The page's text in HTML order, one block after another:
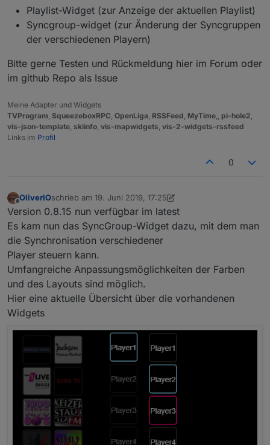
Playlist-Widget (zur Anzeige der aktuellen Playlist)
Syncgroup-widget (zur Änderung der Syncgruppen
der verschiedenen Playern)
Bitte gerne Testen und Rückmeldung hier im Forum oder
im github Repo als Issue
Meine Adapter und Widgets
TVProgram SqueezeboxRPC OpenLiga RSSFeed MyTime pi-hole2
vis-json-template skiinfo vis-mapwidgets vis-2-widgets-rssfeed
Links im Profil
0
Offline
OliverIOschrieb am 19. Juni 2019, 17:25
zuletzt editiert von OliverIO
Version 0.8.15 nun verfügbar im latest
Es kam nun das SyncGroup-Widget dazu, mit dem man
die Synchronisation verschiedener
Player steuern kann.
Umfangreiche Anpassungsmöglichkeiten der Farben
und des Layouts sind möglich.
Hier eine aktuelle Übersicht über die vorhandenen
Widgets